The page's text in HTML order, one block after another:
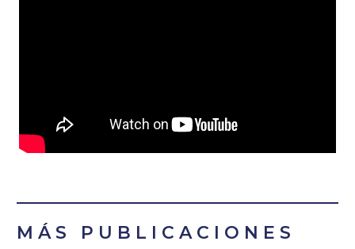
MÁS PUBLICACIONES